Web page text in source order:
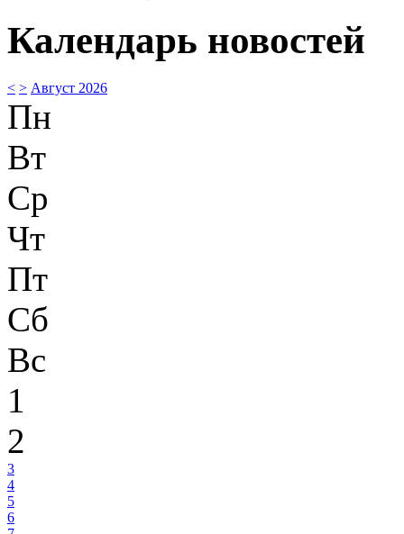
Календарь новостей
< > Август 2026
Пн
Вт
Ср
Чт
Пт
Сб
Вс
1
2
3
4
5
6